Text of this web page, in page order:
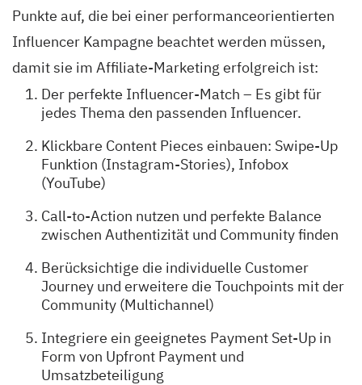
Punkte auf, die bei einer performanceorientierten
Influencer Kampagne beachtet werden müssen,
damit sie im Affiliate-Marketing erfolgreich ist:
Der perfekte Influencer-Match – Es gibt für
jedes Thema den passenden Influencer.
Klickbare Content Pieces einbauen: Swipe-Up
Funktion (Instagram-Stories), Infobox
(YouTube)
Call-to-Action nutzen und perfekte Balance
zwischen Authentizität und Community finden
Berücksichtige die individuelle Customer
Journey und erweitere die Touchpoints mit der
Community (Multichannel)
Integriere ein geeignetes Payment Set-Up in
Form von Upfront Payment und
Umsatzbeteiligung